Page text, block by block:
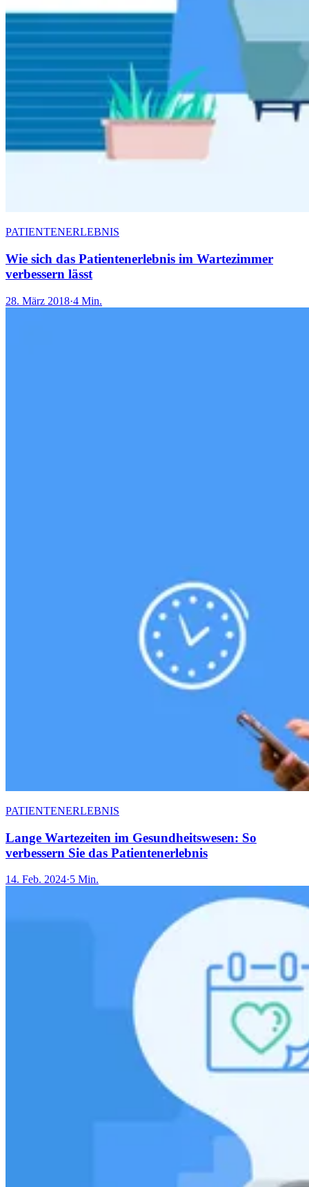
PATIENTENERLEBNIS
Wie sich das Patientenerlebnis im Wartezimmer
verbessern lässt
28. März 2018·4 Min.
PATIENTENERLEBNIS
Lange Wartezeiten im Gesundheitswesen: So
verbessern Sie das Patientenerlebnis
14. Feb. 2024·5 Min.